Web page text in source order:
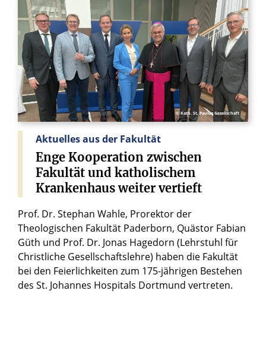
© Kath. St. Paulus Gesellschaft
Aktuelles aus der Fakultät
Enge Kooperation zwischen
Fakultät und katholischem
Krankenhaus weiter vertieft
Prof. Dr. Stephan Wahle, Prorektor der
Theologischen Fakultät Paderborn, Quästor Fabian
Güth und Prof. Dr. Jonas Hagedorn (Lehrstuhl für
Christliche Gesellschaftslehre) haben die Fakultät
bei den Feierlichkeiten zum 175-jährigen Bestehen
des St. Johannes Hospitals Dortmund vertreten.